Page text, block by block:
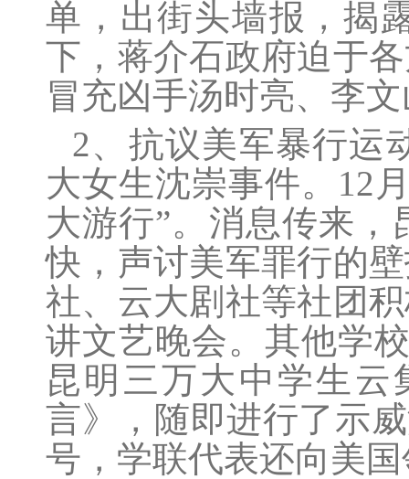
单，出街头墙报，揭
下，蒋介石政府迫于
冒充凶手汤时亮、李
2、抗议美军暴行运
大女生沈崇事件。12
大游行”。消息传来
快，声讨美军罪行的
社、云大剧社等社团
讲文艺晚会。其他学
昆明三万大中学生
言》，随即进行了示
号，学联代表还向美